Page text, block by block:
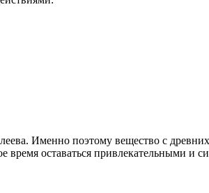
Именно поэтому вещество с
оставаться привлекательными и